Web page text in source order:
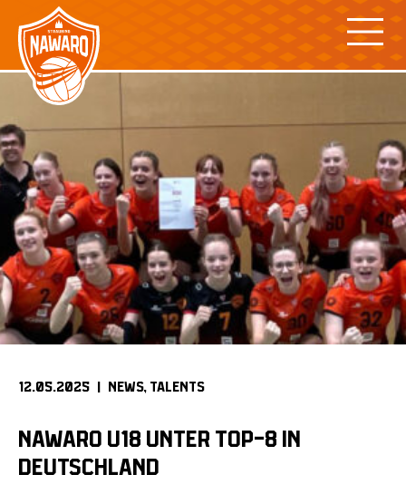
content
12.05.2025 | NEWS TALENTS
NAWARO U18 UNTER TOP-8 IN
DEUTSCHLAND